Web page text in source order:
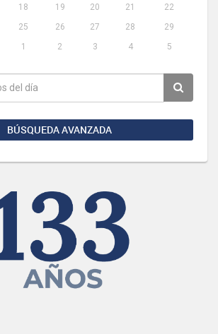
18 19 20 21
22
25 26 27 28
29
1 2 3 4 5
BÚSQUEDA AVANZADA